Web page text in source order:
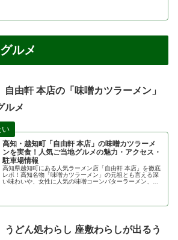
ルメ
自由軒 本店の「味噌カツラーメン」
ルメ
高知・越知町「自由軒 本店」の味噌カツラーメ
ンを実食！人気ご当地グルメの魅力・アクセス・
駐車場情報
高知県越知町にある人気ラーメン店「自由軒 本店」を徹底
レポ！高知名物「味噌カツラーメン」の元祖とも言える深
い味わいや、女性に人気の味噌コーンバターラーメン、最
うどん処わらし 座敷わらしが出るう